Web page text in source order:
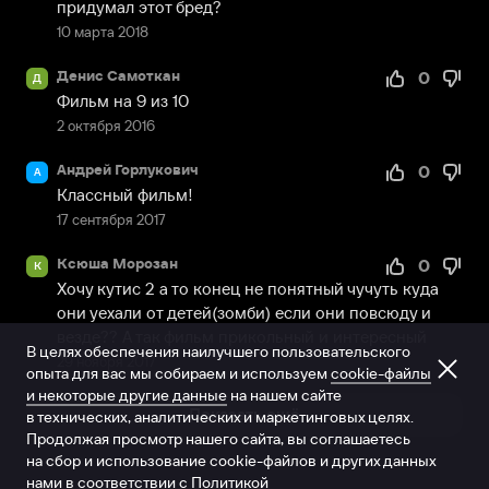
10 марта 2018
придумал этот бред?
Д Денис Самоткан
2 октября 2016
0
Фильм на 9 из 10
А Андрей Горлукович
17 сентября 2017
0
Классный фильм!
К Ксюша Морозан
29 ноября 2017
0
Хочу кутис 2 а то конец не понятный чучуть куда
они уехали от детей(зомби) если они повсюду и
Показать ещё
В целях обеспечения наилучшего пользовательского
опыта для вас мы собираем и используем cookie-файлы
и некоторые другие данные на нашем сайте
в технических, аналитических и маркетинговых целях.
Продолжая просмотр нашего сайта, вы соглашаетесь
на сбор и использование cookie-файлов и других данных
нами в соответствии с Политикой